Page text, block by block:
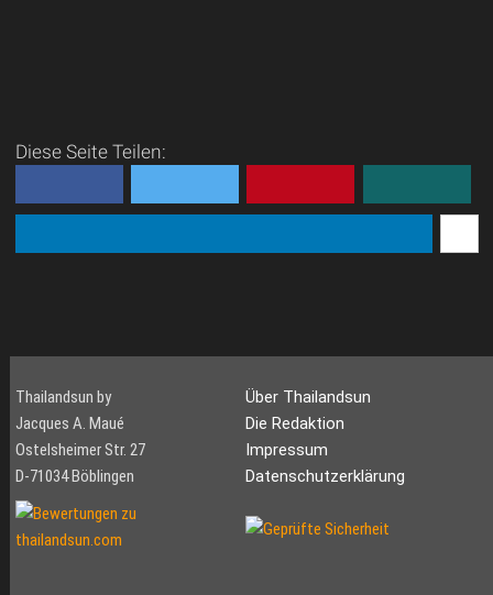
Diese Seite Teilen:
Thailandsun by
Jacques A. Maué
Ostelsheimer Str. 27
D-71034 Böblingen
Über Thailandsun
Die Redaktion
Impressum
Datenschutzerklärung